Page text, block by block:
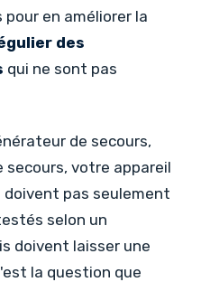
en améliorer la
des
qui ne sont pas
de secours,
secours, votre appareil
doivent pas seulement
selon un
doivent laisser une
la question que